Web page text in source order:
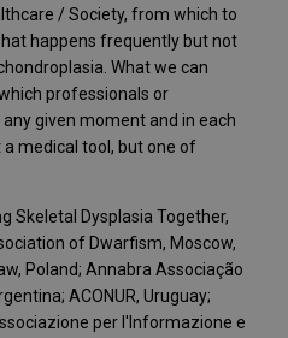
/ Society, from which to
happens frequently but not
What we can
professionals or
given moment and in each
medical tool, but one of
Skeletal Dysplasia Together,
of Dwarfism, Moscow,
Poland; Annabra Associação
ACONUR, Uruguay;
per l'Informazione e